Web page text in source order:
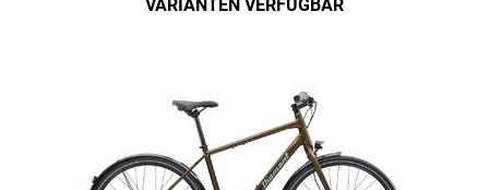
VARIANTEN VERFÜGBAR